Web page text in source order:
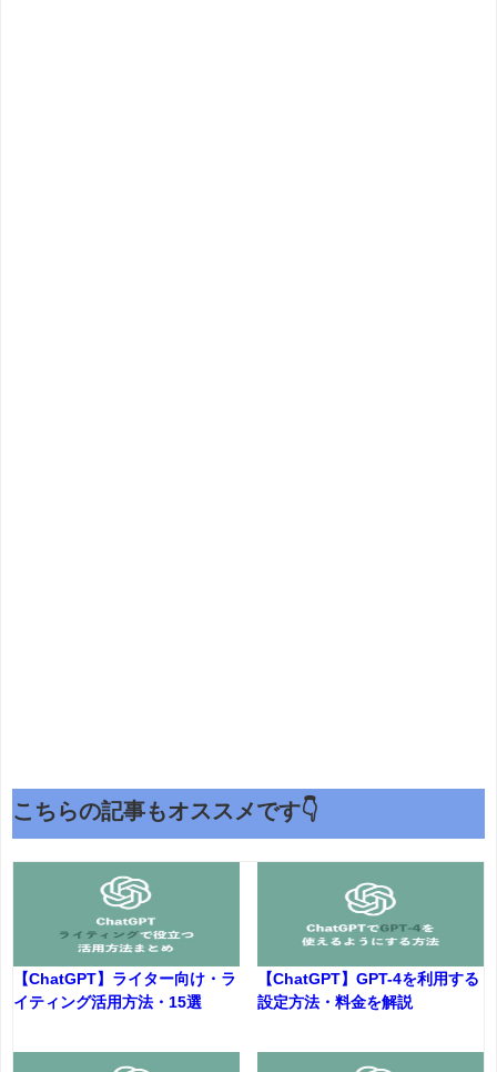
こちらの記事もオススメです👇
【ChatGPT】ライター向け・ラ
イティング活用方法・15選
【ChatGPT】GPT-4を利用する
設定方法・料金を解説